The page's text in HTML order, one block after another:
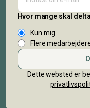
Hvor mange skal
Kun mig
Flere medarbejdere
Dette websted er